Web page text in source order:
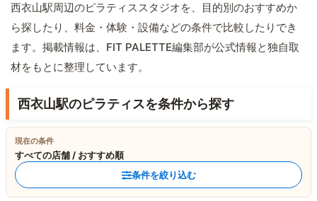
西衣山駅周辺のピラティススタジオを、目的別のおすすめか
ら探したり、料金・体験・設備などの条件で比較したりでき
ます。掲載情報は、FIT PALETTE編集部が公式情報と独自取
材をもとに整理しています。
西衣山駅のピラティスを条件から探す
現在の条件
すべての店舗 / おすすめ順
条件を絞り込む